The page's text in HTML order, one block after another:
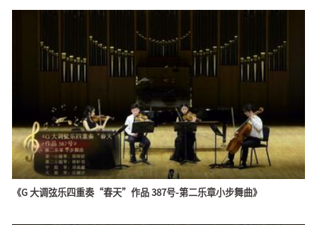
《G 大调弦乐四重奏“春天”作品 387号-第二乐章小步舞曲》